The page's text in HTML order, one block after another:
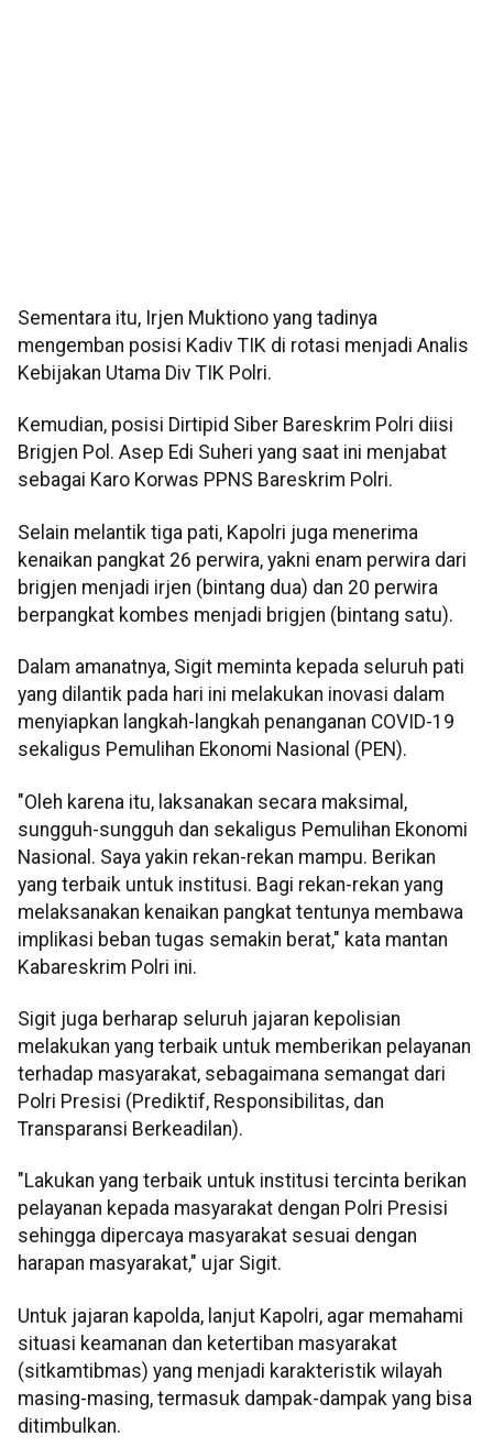
Sementara itu, Irjen Muktiono yang tadinya
mengemban posisi Kadiv TIK di rotasi menjadi Analis
Kebijakan Utama Div TIK Polri.
Kemudian, posisi Dirtipid Siber Bareskrim Polri diisi
Brigjen Pol. Asep Edi Suheri yang saat ini menjabat
sebagai Karo Korwas PPNS Bareskrim Polri.
Selain melantik tiga pati, Kapolri juga menerima
kenaikan pangkat 26 perwira, yakni enam perwira dari
brigjen menjadi irjen (bintang dua) dan 20 perwira
berpangkat kombes menjadi brigjen (bintang satu).
Dalam amanatnya, Sigit meminta kepada seluruh pati
yang dilantik pada hari ini melakukan inovasi dalam
menyiapkan langkah-langkah penanganan COVID-19
sekaligus Pemulihan Ekonomi Nasional (PEN).
"Oleh karena itu, laksanakan secara maksimal,
sungguh-sungguh dan sekaligus Pemulihan Ekonomi
Nasional. Saya yakin rekan-rekan mampu. Berikan
yang terbaik untuk institusi. Bagi rekan-rekan yang
melaksanakan kenaikan pangkat tentunya membawa
implikasi beban tugas semakin berat," kata mantan
Kabareskrim Polri ini.
Sigit juga berharap seluruh jajaran kepolisian
melakukan yang terbaik untuk memberikan pelayanan
terhadap masyarakat, sebagaimana semangat dari
Polri Presisi (Prediktif, Responsibilitas, dan
Transparansi Berkeadilan).
"Lakukan yang terbaik untuk institusi tercinta berikan
pelayanan kepada masyarakat dengan Polri Presisi
sehingga dipercaya masyarakat sesuai dengan
harapan masyarakat," ujar Sigit.
Untuk jajaran kapolda, lanjut Kapolri, agar memahami
situasi keamanan dan ketertiban masyarakat
(sitkamtibmas) yang menjadi karakteristik wilayah
masing-masing, termasuk dampak-dampak yang bisa
ditimbulkan.